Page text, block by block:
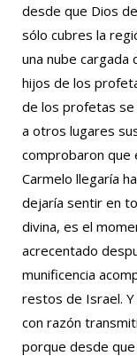
desde que Dios
sólo cubres la
una nube cargada
hijos de los
de los profetas se
a otros lugares
comprobaron que
Carmelo llegaría
dejaría sentir en
divina, es el
acrecentado
munificencia
restos de Israel.
con razón
porque desde